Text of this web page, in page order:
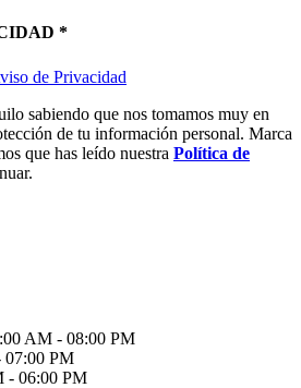
*
de Privacidad
sabiendo que nos tomamos muy en
de tu información personal. Marca
que has leído nuestra Política de
AM - 08:00 PM
07:00 PM
- 06:00 PM